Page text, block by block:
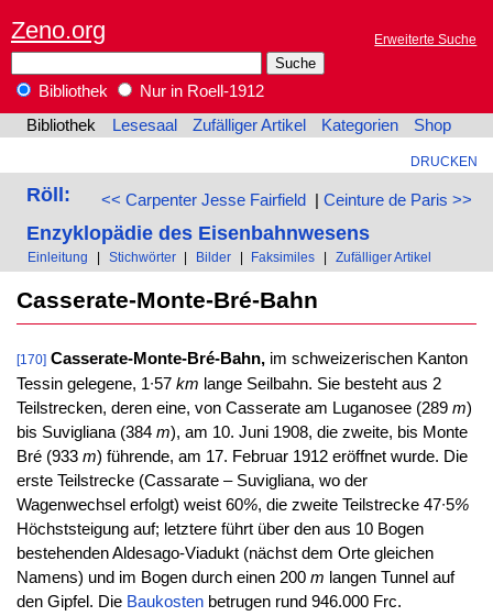
Zeno.org Erweiterte Suche
Bibliothek
Nur in Roell-1912
Bibliothek
Lesesaal Zufälliger Artikel Kategorien Shop
DRUCKEN
<< Carpenter Jesse Fairfield| Ceinture de Paris >>
Röll:
Enzyklopädie des Eisenbahnwesens
Einleitung | Stichwörter | Bilder | Faksimiles | Zufälliger Artikel
Casserate-Monte-Bré-Bahn
[170] Casserate-Monte-Bré-Bahn,im schweizerischen Kanton
Tessin gelegene, 1∙57 km lange Seilbahn. Sie besteht aus 2
Teilstrecken, deren eine, von Casserate am Luganosee (289 m)
bis Suvigliana (384 m), am 10. Juni 1908, die zweite, bis Monte
Bré (933 m) führende, am 17. Februar 1912 eröffnet wurde. Die
erste Teilstrecke (Cassarate – Suvigliana, wo der
Wagenwechsel erfolgt) weist 60%, die zweite Teilstrecke 47∙5%
Höchststeigung auf; letztere führt über den aus 10 Bogen
bestehenden Aldesago-Viadukt (nächst dem Orte gleichen
Namens) und im Bogen durch einen 200 m langen Tunnel auf
den Gipfel. Die Baukostenbetrugen rund 946.000 Frc.